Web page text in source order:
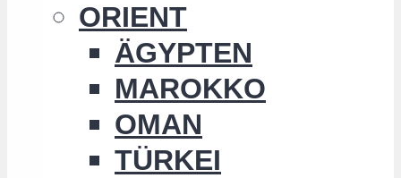
ORIENT
ÄGYPTEN
MAROKKO
OMAN
TÜRKEI